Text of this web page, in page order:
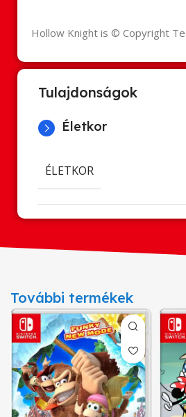
Hollow Knight is © Copyright
Tulajdonságok
Életkor
ÉLETKOR
További termékek